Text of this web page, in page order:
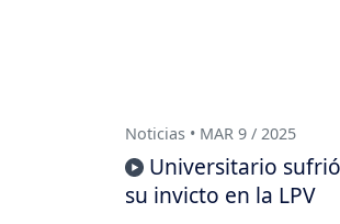
Noticias • MAR 9 / 2025
Universitario
su invicto en la LPV